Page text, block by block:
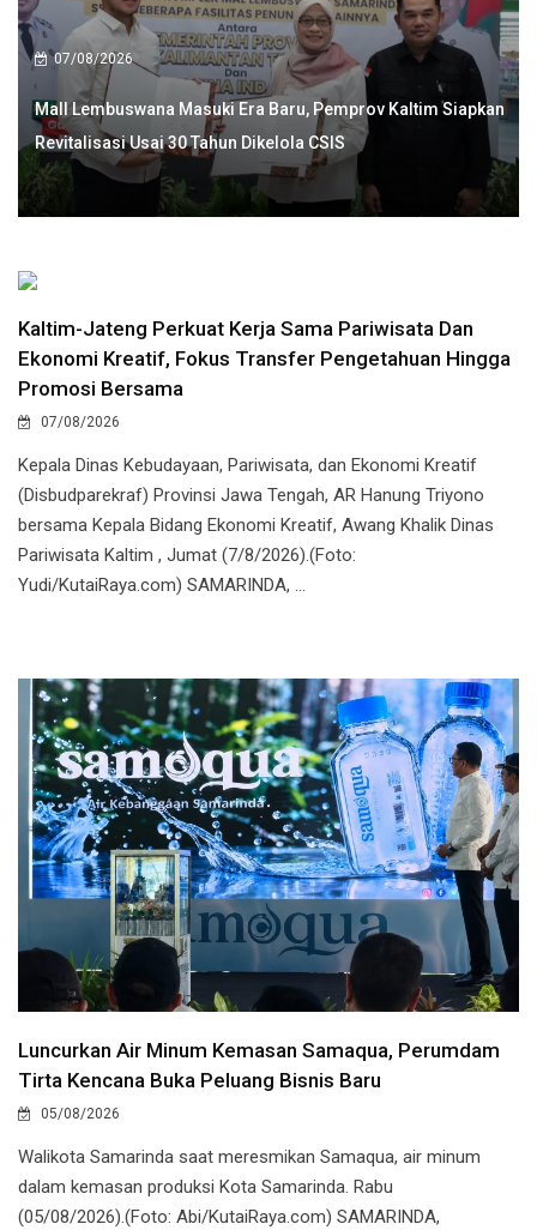
07/08/2026
Mall Lembuswana Masuki Era Baru, Pemprov Kaltim Siapkan
Revitalisasi Usai 30 Tahun Dikelola CSIS
Kaltim-Jateng Perkuat Kerja Sama Pariwisata Dan
Ekonomi Kreatif, Fokus Transfer Pengetahuan Hingga
Promosi Bersama
07/08/2026
Kepala Dinas Kebudayaan, Pariwisata, dan Ekonomi Kreatif
(Disbudparekraf) Provinsi Jawa Tengah, AR Hanung Triyono
bersama Kepala Bidang Ekonomi Kreatif, Awang Khalik Dinas
Pariwisata Kaltim , Jumat (7/8/2026).(Foto:
Yudi/KutaiRaya.com) SAMARINDA, ...
Luncurkan Air Minum Kemasan Samaqua, Perumdam
Tirta Kencana Buka Peluang Bisnis Baru
05/08/2026
Walikota Samarinda saat meresmikan Samaqua, air minum
dalam kemasan produksi Kota Samarinda. Rabu
(05/08/2026).(Foto: Abi/KutaiRaya.com) SAMARINDA,